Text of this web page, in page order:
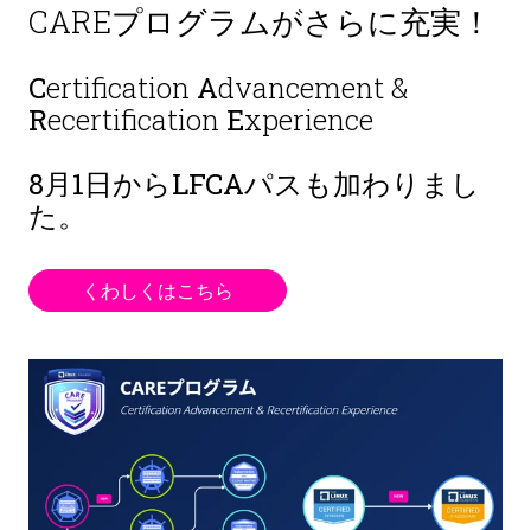
CAREプログラムがさらに充実！
Certification Advancement &
Recertification Experience
8月1日からLFCAパスも加わりまし
た。
くわしくはこちら